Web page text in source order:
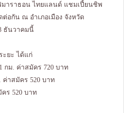
มาราธอน ไทยแลนด์ แชมเปี้ยนชิพ
อกัน ณ อำเภอเมือง จังหวัด
ธันวาคมนี้
ะยะ ได้แก่
กม. ค่าสมัคร 720 บาท
ค่าสมัคร 520 บาท
ร 520 บาท